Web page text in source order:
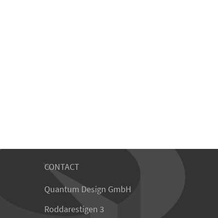
CONTACT
Quantum Design GmbH
Roddarestigen 3